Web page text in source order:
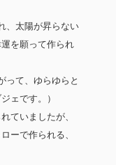
、太陽が昇らない
を願って作られ
って、ゆらゆらと
ェです。）
ていましたが、
ーで作られる、